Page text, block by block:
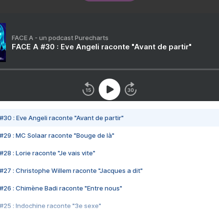
FACE A - un podcast Purecharts
FACE A #30 : Eve Angeli raconte "Avant de partir"
#30 : Eve Angeli raconte "Avant de partir"
#29 : MC Solaar raconte "Bouge de là"
#28 : Lorie raconte "Je vais vite"
#27 : Christophe Willem raconte "Jacques a dit"
#26 : Chimène Badi raconte "Entre nous"
#25 : Indochine raconte "3e sexe"